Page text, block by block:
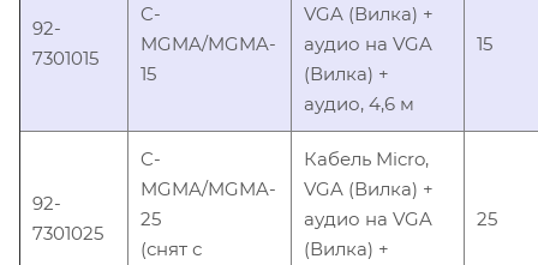
92-
7301015
C-
MGMA/MGMA-
15
VGA (Вилка) +
аудио на VGA
(Вилка) +
аудио, 4,6 м
15
92-
7301025
C-
MGMA/MGMA-
25
(снят с
Кабель Micro,
VGA (Вилка) +
аудио на VGA
(Вилка) +
25